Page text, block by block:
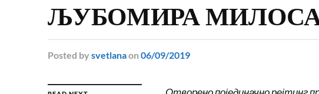
ЉУБОМИРА
Posted by svetlanaon 06/09/2019